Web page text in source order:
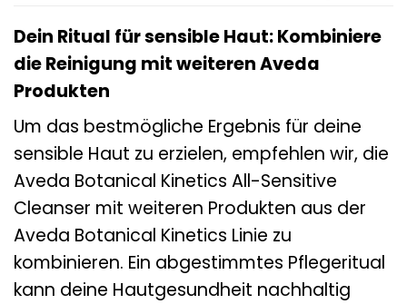
Dein Ritual für sensible Haut: Kombiniere
die Reinigung mit weiteren Aveda
Produkten
Um das bestmögliche Ergebnis für deine
sensible Haut zu erzielen, empfehlen wir, die
Aveda Botanical Kinetics All-Sensitive
Cleanser mit weiteren Produkten aus der
Aveda Botanical Kinetics Linie zu
kombinieren. Ein abgestimmtes Pflegeritual
kann deine Hautgesundheit nachhaltig